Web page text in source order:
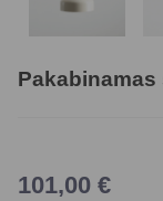
Pakabinamas
101,00 €